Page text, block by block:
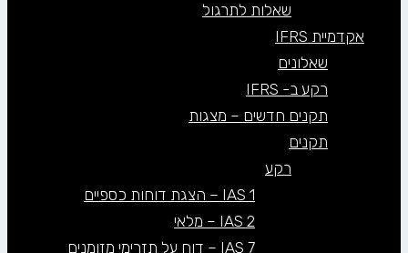
שאלות לתרגול
אקדמיית IFRS
שאלונים
רקע ב- IFRS
תקנים חדשים – מצגות
תקנים
רקע
IAS 1 – הצגת דוחות כספיים
IAS 2 – מלאי
IAS 7 – דוח על תזרימי מזומנים